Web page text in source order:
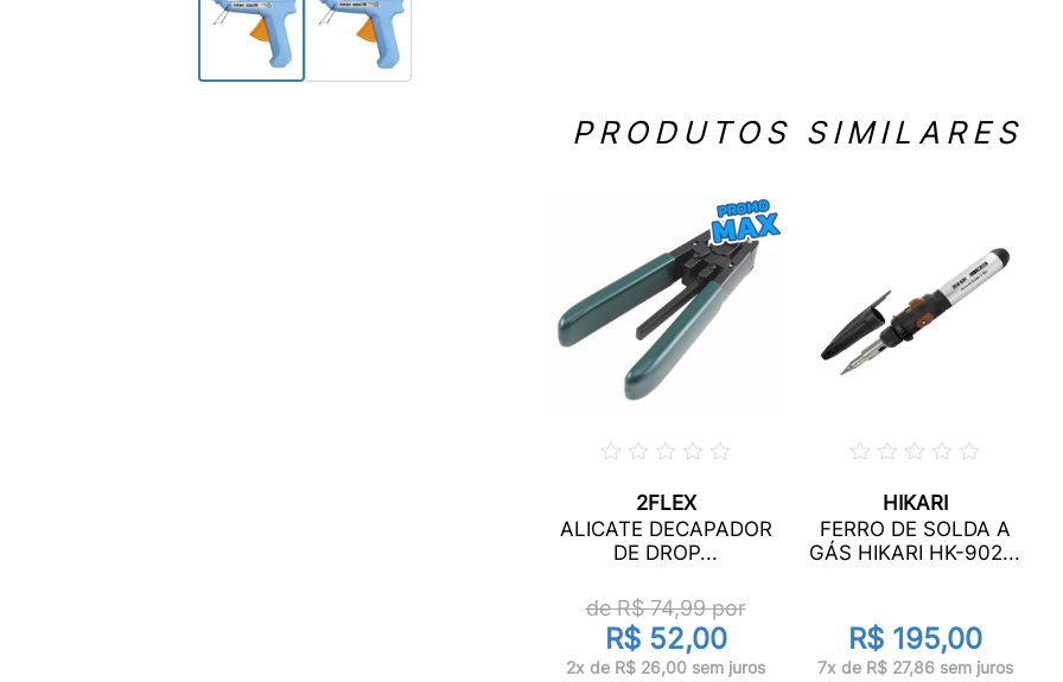
PRODUTOS SIMILARES
2FLEX
ALICATE DECAPADOR
DE DROP...
de R$74,99por
R$ 52,00
2x de R$ 26,00 sem juros
HIKARI
FERRO DE SOLDA A
GÁS HIKARI HK-902...
R$ 195,00
7x de R$ 27,86 sem juros